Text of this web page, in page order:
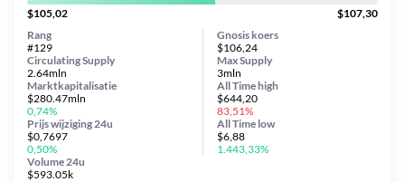
$105,02
$107,30
Gnosis koers
$106,24
Circulating Supply
2.64mln
Prijs wijziging 24u
$0,7697
0,50%
Max Supply
3mln
Marktkapitalisatie
$280.47mln
0,74%
Volume 24u
$593.05k
Rang
#129
All Timehigh
$644,20
83,51%
All Time low
$6,88
1.443,33%